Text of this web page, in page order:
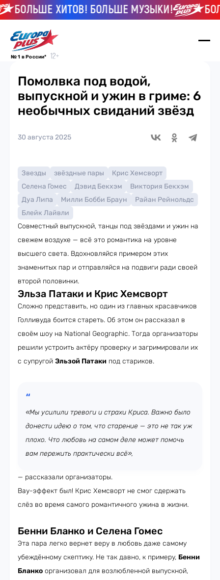
БОЛЬШЕ ХИТОВ! БОЛЬШЕ МУЗЫКИ!
№ 1 в России*
Помолвка под водой,
выпускной и ужин в гриме: 6
необычных свиданий звёзд
30 августа 2025
Звезды звёздные пары
Крис Хемсворт
Селена Гомес
Дэвид Бекхэм
Виктория Бекхэм
Дуа Липа
Милли Бобби Браун
Райан Рейнольдс
Блейк Лайвли
Совместный выпускной, танцы под звёздами и ужин на
свежем воздухе — всё это романтика на уровне
высшего света. Вдохновляйся примером этих
знаменитых пар и отправляйся на подвиги ради своей
второй половинки.
Эльза Патаки и Крис Хемсворт
Сложно представить, но один из главных красавчиков
Голливуда боится стареть. Об этом он рассказал в
своём шоу на National Geographic. Тогда организаторы
решили устроить актёру проверку и загримировали их
с супругой Эльзой Патаки под стариков.
«Мы усилили тревоги и страхи Криса. Важно было
донести идею о том, что старение — это не так уж
плохо. Что любовь на самом деле может помочь
вам пережить практически всё»,
— рассказали организаторы.
Вау-эффект был! Крис Хемсворт не смог сдержать
слёз во время самого романтичного ужина в жизни.
Бенни Бланко и Селена Гомес
Эта пара легко вернет веру в любовь даже самому
убеждённому скептику. Не так давно, к примеру, Бенни
Бланко организовал для возлюбленной выпускной,